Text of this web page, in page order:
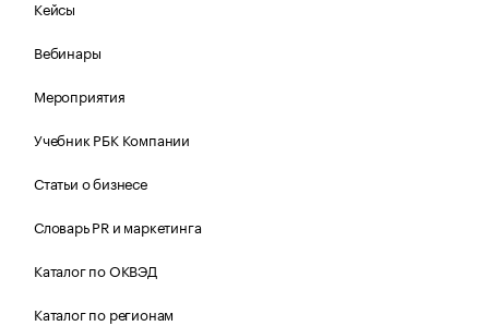
Кейсы
Вебинары
Мероприятия
Учебник РБК Компании
Статьи о бизнесе
Словарь PR и маркетинга
Каталог по ОКВЭД
Каталог по регионам